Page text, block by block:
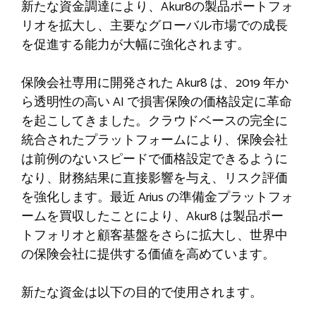
新たな資金調達により、Akur8の製品ポートフォ
リオを拡大し、主要なグローバル市場での成長
を促進する能力が大幅に強化されます。
保険会社専用に開発された Akur8 は、2019 年か
ら透明性の高い AI で損害保険の価格設定に革命
を起こしてきました。クラウドベースの完全に
統合されたプラットフォームにより、保険会社
は前例のないスピードで価格設定できるように
なり、財務結果に直接影響を与え、リスク評価
を強化します。最近 Arius の準備金プラットフォ
ームを買収したことにより、Akur8 は製品ポー
トフォリオと顧客基盤をさらに拡大し、世界中
の保険会社に提供する価値を高めています。
新たな資金は以下の目的で使用されます。